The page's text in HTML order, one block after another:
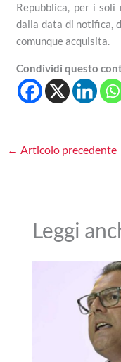
Repubblica, per i
dalla data di notifica,
comunque acquisita.
Condividi questo
← Articolo precedente
Leggi